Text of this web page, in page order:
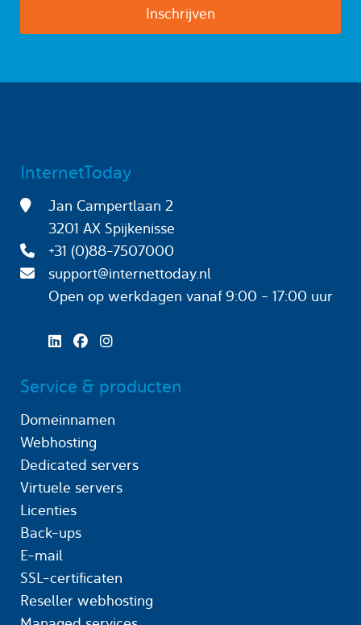
InternetToday
Jan Campertlaan 2
3201 AX Spijkenisse
+31 (0)88-7507000
support@internettoday.nl
Open op werkdagen
vanaf 9:00 - 17:00 uur
Service & producten
Domeinnamen
Webhosting
Dedicated servers
Virtuele servers
Licenties
Back-ups
E-mail
SSL-certificaten
Reseller webhosting